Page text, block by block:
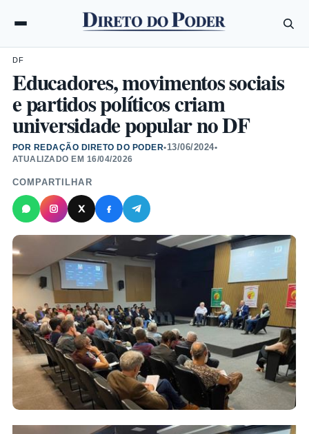
DF
Educadores, movimentos sociais
e partidos políticos criam
universidade popular no DF
POR REDAÇÃO DIRETO DO PODER•13/06/2024•
ATUALIZADO EM 16/04/2026
COMPARTILHAR